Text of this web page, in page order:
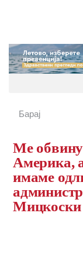
Ме
Америка,
имаме
Мицкоски